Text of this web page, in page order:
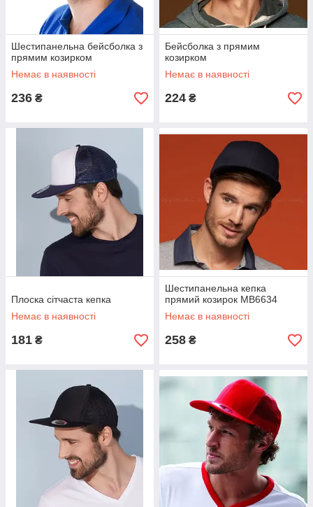
Шестипанельна бейсболка з
прямим козирком
Немає в наявності
236 ₴
Бейсболка з прямим
козирком
Немає в наявності
224 ₴
Плоска сітчаста кепка
Немає в наявності
181 ₴
Шестипанельна кепка
прямий козирок MB6634
Немає в наявності
258 ₴